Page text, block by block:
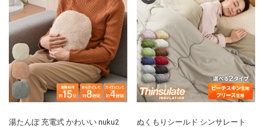
湯たんぽ 充電式 かわいい nuku2
ぬくもりシールド シンサレート